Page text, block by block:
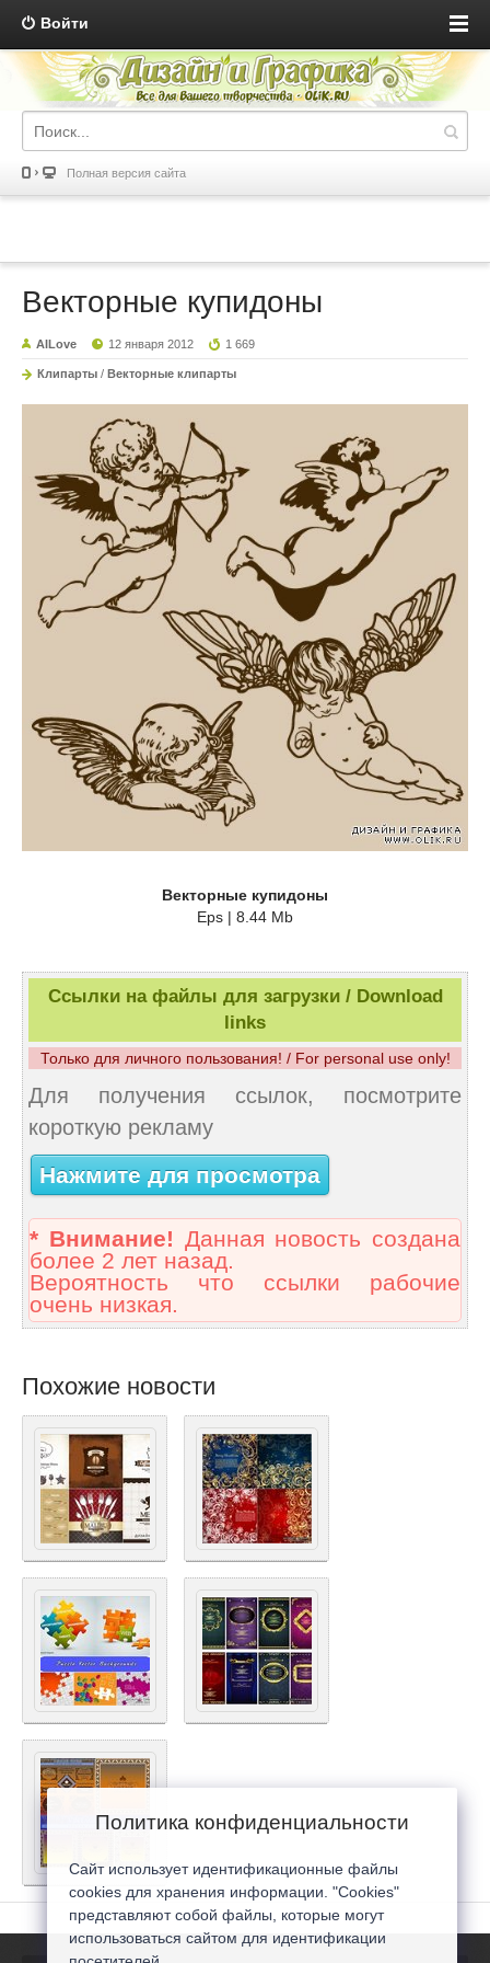
Войти
Полная версия сайта
Векторные купидоны
AILove 12 января 2012 1 669
Клипарты / Векторные клипарты
Векторные купидоны
Eps | 8.44 Mb
Ссылки на файлы для загрузки / Download
links
Только для личного пользования! / For personal use only!
Для получения ссылок, посмотрите
короткую рекламу
Нажмите для просмотра
* Внимание! Данная новость создана
более 2 лет назад.
Вероятность что ссылки рабочие
очень низкая.
Похожие новости
Политика конфиденциальности
Сайт использует идентификационные файлы
cookies для хранения информации. "Cookies"
представляют собой файлы, которые могут
использоваться сайтом для идентификации